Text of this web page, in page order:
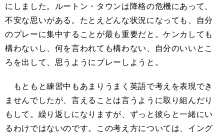
にしました。ルートン・タウンは降格の危機にあって、
不安な思いがある。たとえどんな状況になっても、自分
のプレーに集中することが最も重要だと。ケンカしても
構わないし、何を言われても構わない、自分のいいとこ
ろを出して、思うようにプレーしようと。
もともと練習中もあまりうまく英語で考えを表現でき
ませんでしたが、言えることは言うように取り組んだり
もして。繰り返しになりますが、ずっと彼らと一緒にい
るわけではないのです。この考え方については、イング